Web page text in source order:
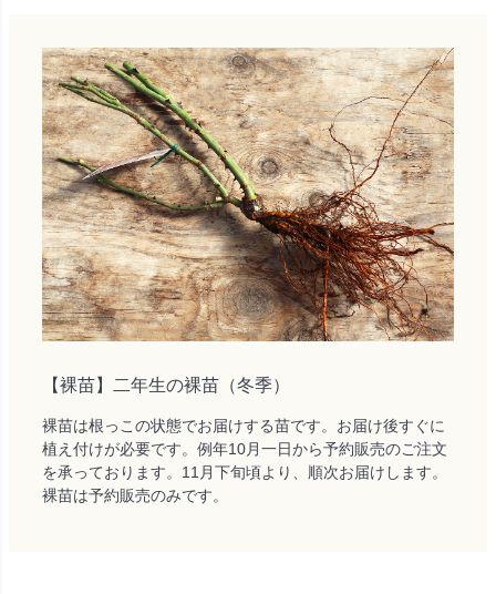
【裸苗】二年生の裸苗（冬季）
裸苗は根っこの状態でお届けする苗です。お届け後すぐに
植え付けが必要です。例年10月一日から予約販売のご注文
を承っております。11月下旬頃より、順次お届けします。
裸苗は予約販売のみです。